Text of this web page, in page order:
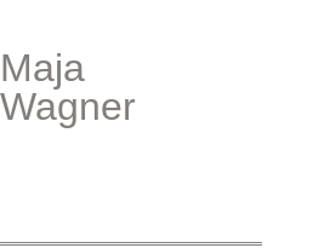
Maja
Wagner